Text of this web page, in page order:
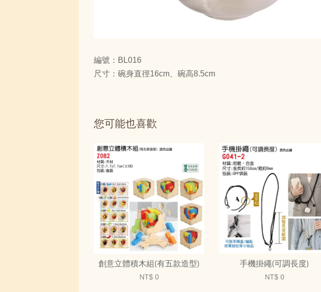
編號：BL016
尺寸：碗身直徑16cm、碗高8.5cm
您可能也喜歡
創意立體積木組(有五款造型)
NT$ 0
手機掛繩(可調長度)
NT$ 0